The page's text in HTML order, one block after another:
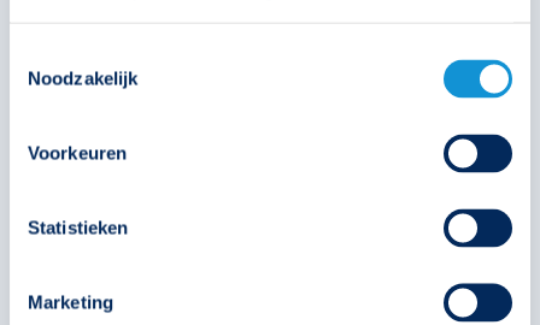
Noodzakelijk
Voorkeuren
Statistieken
Marketing
Solar Oosterberg